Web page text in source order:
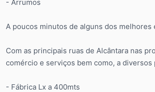
- Arrumos
A poucos minutos de alguns dos
Com as principais ruas de Alcântara nas
comércio e serviços bem como, a
- Fábrica Lx a 400mts